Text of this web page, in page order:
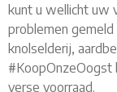
kunt u wellicht uw
problemen
knolselderij,
#KoopOnzeOogst
verse voorraad.